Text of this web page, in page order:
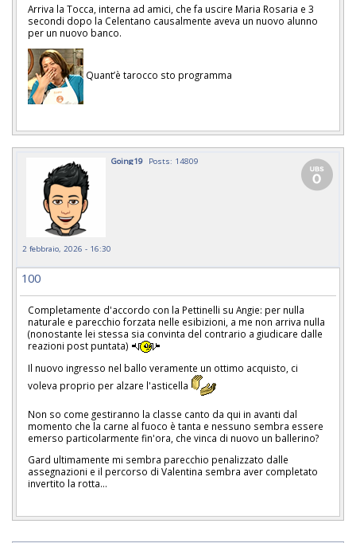
Arriva la Tocca, interna ad amici, che fa uscire Maria Rosaria e 3
secondi dopo la Celentano causalmente aveva un nuovo alunno
per un nuovo banco.
Quant’è tarocco sto programma
Going19 Posts: 14809
2 febbraio, 2026 - 16:30
100
Completamente d'accordo con la Pettinelli su Angie: per nulla
naturale e parecchio forzata nelle esibizioni, a me non arriva nulla
(nonostante lei stessa sia convinta del contrario a giudicare dalle
reazioni post puntata)
Il nuovo ingresso nel ballo veramente un ottimo acquisto, ci
voleva proprio per alzare l'asticella
Non so come gestiranno la classe canto da qui in avanti dal
momento che la carne al fuoco è tanta e nessuno sembra essere
emerso particolarmente fin'ora, che vinca di nuovo un ballerino?
Gard ultimamente mi sembra parecchio penalizzato dalle
assegnazioni e il percorso di Valentina sembra aver completato
invertito la rotta...